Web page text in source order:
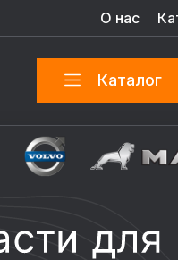
О нас
Каталог